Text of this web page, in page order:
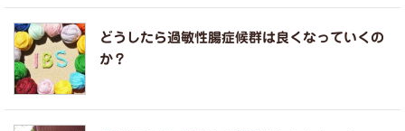
どうしたら過敏性腸症候群は良くなっていくの
か？